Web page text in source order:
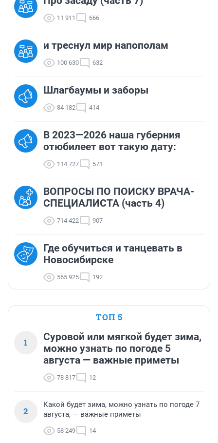
11 911 666
и треснул мир напополам
100 630 632
Шлагбаумы и заборы
84 182 414
В 2023—2026 наша губерния
отюбилеет вот такую дату:
114 727 571
ВОПРОСЫ ПО ПОИСКУ ВРАЧА-
СПЕЦИАЛИСТА (часть 4)
714 422 907
Где обучиться и танцевать в
Новосибирске
565 925 192
ТОП 5
1
Суровой или мягкой будет зима,
можно узнать по погоде 5
августа — важные приметы
78 817 12
2
Какой будет зима, можно узнать по погоде 7
августа, — важные приметы
58 249 14